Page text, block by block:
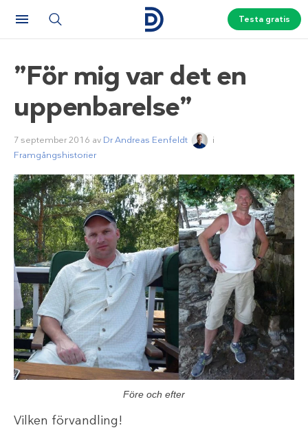
Testa gratis
”För mig var det en
uppenbarelse”
7 september 2016 av Dr Andreas Eenfeldt
i
Framgångshistorier
Före och efter
Vilken förvandling!